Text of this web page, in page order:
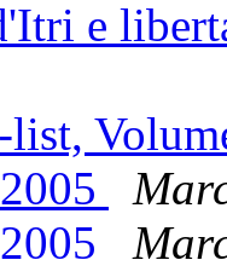
e
list,